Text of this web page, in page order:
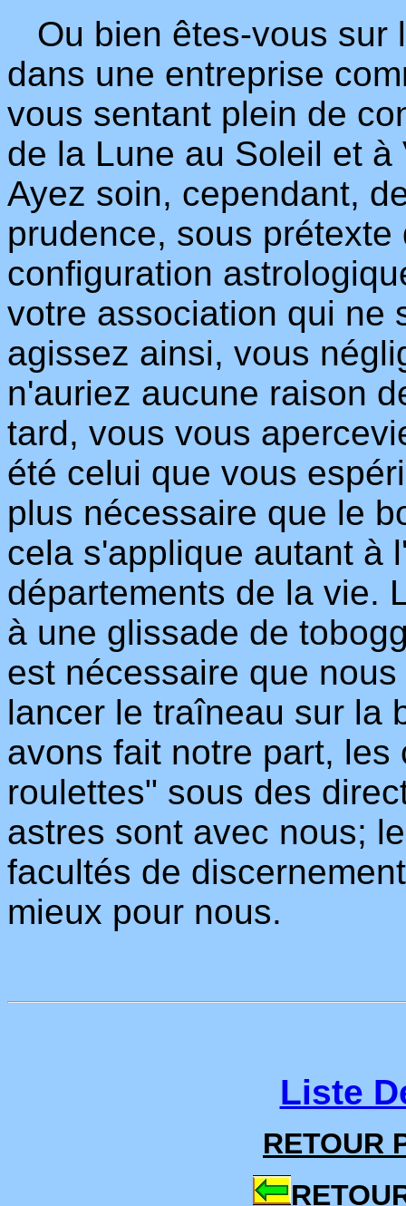
Ou bien êtes-vous sur
dans une entreprise
vous sentant plein de
de la Lune au Soleil et
Ayez soin, cependant,
prudence, sous
configuration
votre association qui ne
agissez ainsi, vous
n'auriez aucune raison
tard, vous vous
été celui que vous
plus nécessaire que le
cela s'applique autant à
départements de la vie.
à une glissade de
est nécessaire que
lancer le traîneau sur la
avons fait notre part,
roulettes" sous des
astres sont avec nous;
facultés de
mieux pour nous.
Liste
RETOUR